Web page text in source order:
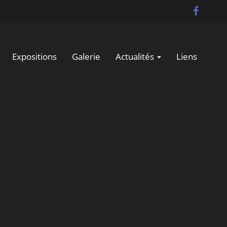
Expositions Galerie Actualités Liens